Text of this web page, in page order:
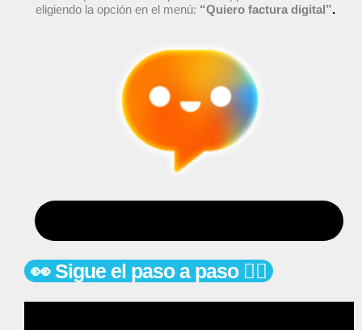
eligiendo la opción en el menú: “Quiero factura digital”.
👀 Sigue el paso a paso 👇🏻